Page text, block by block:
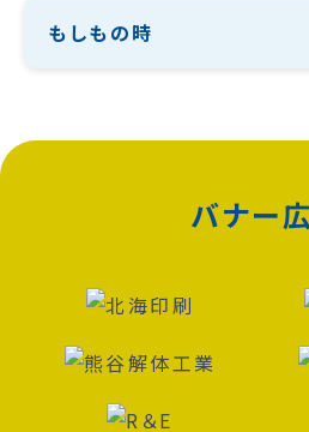
もしもの時
バナー